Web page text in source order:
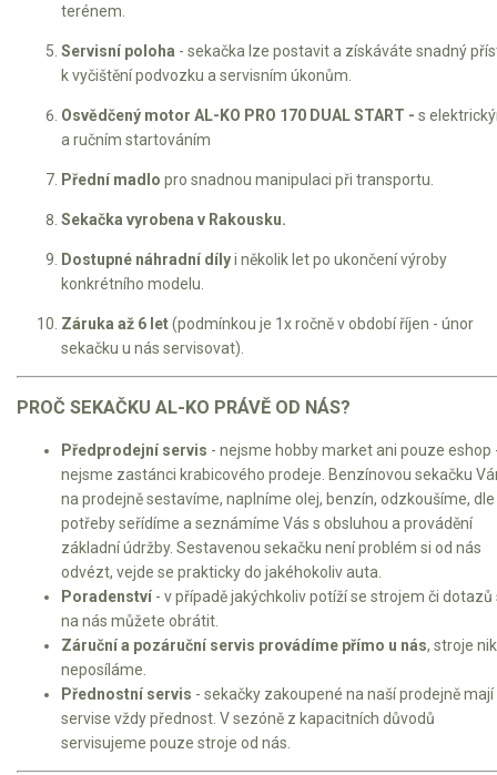
terénem.
Servisní poloha - sekačka lze postavit a získáváte snadný
k vyčištění podvozku a servisním úkonům.
Osvědčený motor AL-KO PRO 170 DUAL START - s
a ručním startováním
Přední madlo pro snadnou manipulaci při transportu.
Sekačka vyrobena v Rakousku.
Dostupné náhradní dílyi několik let po ukončení výroby
konkrétního modelu.
Záruka až 6 let(podmínkou je 1x ročně v období říjen - únor
sekačku u nás servisovat).
PROČ SEKAČKU AL-KO PRÁVĚ OD NÁS?
Předprodejní servis - nejsme hobby market ani pouze eshop
nejsme zastánci krabicového prodeje. Benzínovou sekačku
na prodejně sestavíme, naplníme olej, benzín, odzkoušíme, dle
potřeby seřídíme a seznámíme Vás s obsluhou a provádění
základní údržby. Sestavenou sekačku není problém si od nás
odvézt, vejde se prakticky do jakéhokoliv auta.
Poradenství - v případě jakýchkoliv potíží se strojem či dotazů
na nás můžete obrátit.
Záruční a pozáruční servis provádíme přímo u nás, stroje
neposíláme.
Přednostní servis - sekačky zakoupené na naší prodejně mají
servise vždy přednost. V sezóně z kapacitních důvodů
servisujeme pouze stroje od nás.